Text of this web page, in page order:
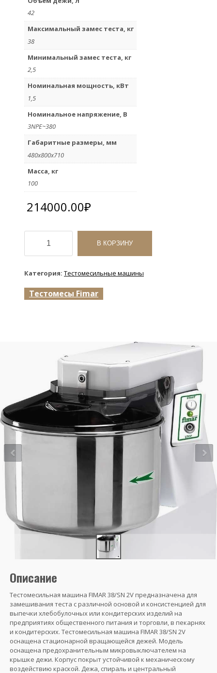
Описание
Тестомесильная машина FIMAR 38/SN 2V предназначена для
замешивания теста с различной основой и консистенцией для
выпечки хлебобулочных или кондитерских изделий на
предприятиях общественного питания и торговли, в пекарнях
и кондитерских. Тестомесильная машина FIMAR 38/SN 2V
оснащена стационарной вращающейся дежей. Модель
оснащена предохранительным микровыключателем на
крышке дежи. Корпус покрыт устойчивой к механическому
воздействию краской. Дежа, спираль и центральный
42
Максимальный замес теста, кг
38
Минимальный замес теста, кг
2,5
Номинальная мощность, кВт
1,5
Номинальное напряжение, В
3NPE~380
Габаритные размеры, мм
480х800х710
Масса, кг
100
214000.00₽
Количество
товара
Тестомесильная
FIMAR
2V
В КОРЗИНУ
Категория: Тестомесильные машины
Тестомесы Fimar